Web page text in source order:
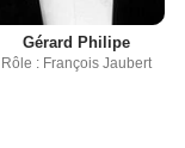
Gérard Philipe
Rôle : François Jaubert